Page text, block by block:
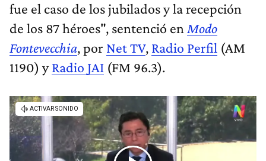
fue el caso de los jubilados y la recepción
de los 87 héroes", sentenció en Modo
Fontevecchia, por Net TV, Radio Perfil (AM
1190) yRadio JAI (FM 96.3).